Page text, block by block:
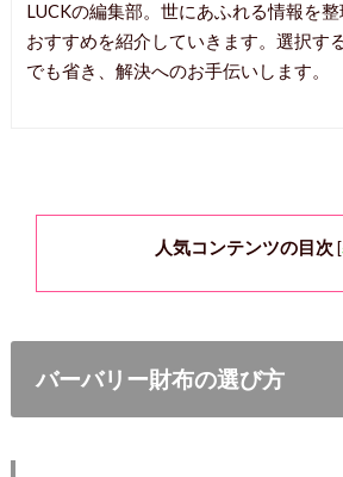
LUCKの編集部。世にあふれる情報を
おすすめを紹介していきます。選択す
でも省き、解決へのお手伝いします。
人気コンテンツの目次 [
バーバリー財布の選び方